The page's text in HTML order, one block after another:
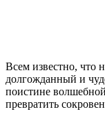
Всем известно, что
долгожданный и
поистине
превратить